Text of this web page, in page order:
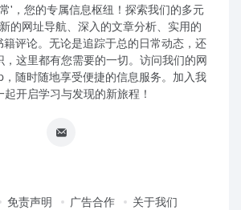
'，您的专属信息枢纽！探索我们的多元
的网址导航、深入的文章分析、实用的
评论。无论是追踪于总的日常动态，还
这里都有您需要的一切。访问我们的网
随时随地享受便捷的信息服务。加入我
起开启学习与发现的新旅程！
免责声明 广告合作 关于我们